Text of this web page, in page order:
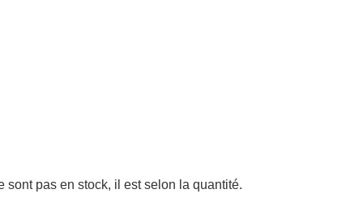
pas en stock, il est selon la quantité.